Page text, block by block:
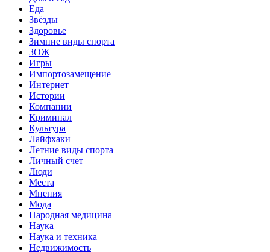
Еда
Звёзды
Здоровье
Зимние виды спорта
ЗОЖ
Игры
Импортозамещение
Интернет
Истории
Компании
Криминал
Культура
Лайфхаки
Летние виды спорта
Личный счет
Люди
Места
Мнения
Мода
Народная медицина
Наука
Наука и техника
Недвижимость